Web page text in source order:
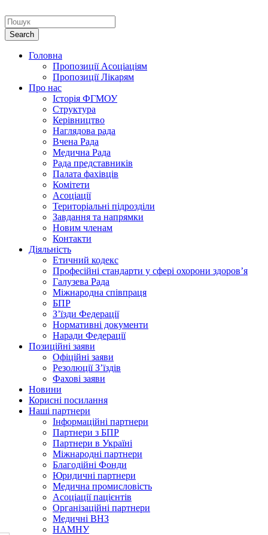
Головна
Пропозиції Асоціаціям
Пропозиції Лікарям
Про нас
Історія ФГМОУ
Структура
Керівництво
Наглядова рада
Вчена Рада
Медична Рада
Рада представників
Палата фахівців
Комітети
Асоціації
Територіальні підрозділи
Завдання та напрямки
Новим членам
Контакти
Діяльність
Етичний кодекс
Професійні стандарти у сфері охорони здоров’я
Галузева Рада
Міжнародна співпраця
БПР
З’їзди Федерації
Нормативні документи
Наради Федерації
Позиційні заяви
Офіційні заяви
Резолюції З’їздів
Фахові заяви
Новини
Корисні посилання
Наші партнери
Інформаційні партнери
Партнери з БПР
Партнери в Україні
Міжнародні партнери
Благодійні Фонди
Юридичні партнери
Медична промисловість
Асоціації пацієнтів
Організаційні партнери
Медичні ВНЗ
НАМНУ